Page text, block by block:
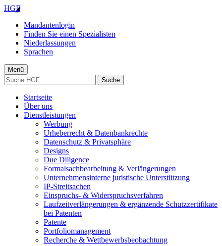
HGF
Mandantenlogin
Finden Sie einen Spezialisten
Niederlassungen
Sprachen
Menü
Suche
Startseite
Über uns
Dienstleistungen
Werbung
Urheberrecht & Datenbankrechte
Datenschutz & Privatsphäre
Designs
Due Diligence
Formalsachbearbeitung & Verlängerungen
Unternehmensinterne juristische Unterstützung
IP-Streitsachen
Einspruchs- & Widerspruchsverfahren
Laufzeitverlängerungen & ergänzende Schutzzertifikate
bei Patenten
Patente
Portfoliomanagement
Recherche & Wettbewerbsbeobachtung